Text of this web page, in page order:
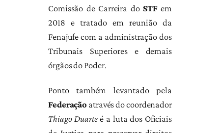
Comissão de Carreira do STFem
2018 e tratado em reunião da
Fenajufe com a administração dos
Tribunais Superiores e demais
órgãos do Poder.
Ponto também levantado pela
Federação através do coordenador
Thiago Duarteé a luta dos Oficiais